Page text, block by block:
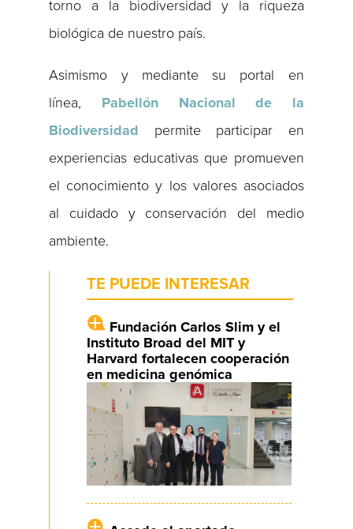
torno a la biodiversidad y la riqueza
biológica de nuestro país.
Asimismo y mediante su portal en
línea, Pabellón Nacional de la
Biodiversidad permite participar en
experiencias educativas que promueven
el conocimiento y los valores asociados
al cuidado y conservación del medio
ambiente.
TE PUEDE INTERESAR
Fundación Carlos Slim y el
Instituto Broad del MIT y
Harvard fortalecen cooperación
en medicina genómica